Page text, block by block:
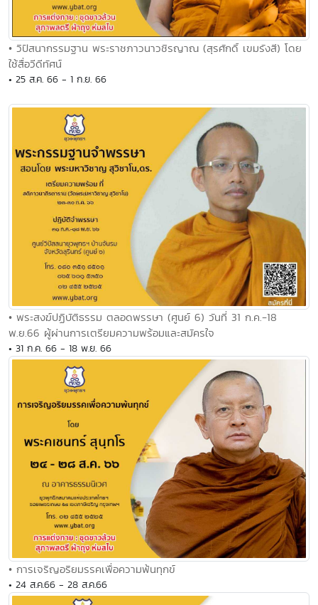
• วิปัสนากรรมฐาน พระราชภาวนาวชิรญาณ (สุรศักดิ์ เขมรังสี) โดย
ใช้สื่อวีดีทัศน์
• 25 ส.ค. 66 - 1 ก.ย. 66
• พระสงฆ์ปฏิบัติธรรม ตลอดพรรษา (ศูนย์ 6) วันที่ 31 ก.ค.-18
พ.ย.66 ผู้ผ่านการเตรียมความพร้อมและสมัครใจ
• 31 ก.ค. 66 - 18 พ.ย. 66
• การเจริญอริยมรรคเพื่อความพ้นทุกข์
• 24 ส.ค.66 - 28 ส.ค.66